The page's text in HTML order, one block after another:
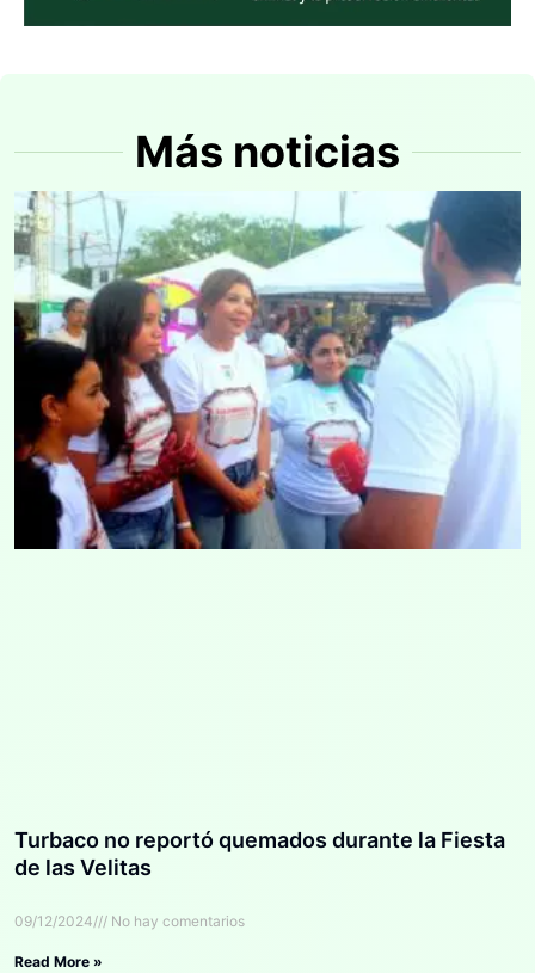
Más noticias
Turbaco no reportó quemados durante la Fiesta
de las Velitas
09/12/2024 No hay comentarios
Read More »